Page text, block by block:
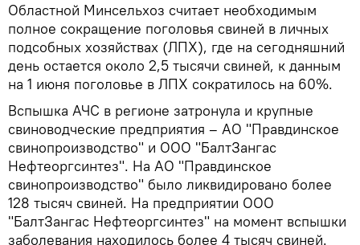
Областной Минсельхоз считает необходимым
полное сокращение поголовья свиней в личных
подсобных хозяйствах (ЛПХ), где на сегодняшний
день остается около 2,5 тысячи свиней, к данным
на 1 июня поголовье в ЛПХ сократилось на 60%.
Вспышка АЧС в регионе затронула и крупные
свиноводческие предприятия – АО "Правдинское
свинопроизводство" и ООО "БалтЗангас
Нефтеоргсинтез". На АО "Правдинское
свинопроизводство" было ликвидировано более
128 тысяч свиней. На предприятии ООО
"БалтЗангас Нефтеоргсинтез" на момент вспышки
заболевания находилось более 4 тысяч свиней.